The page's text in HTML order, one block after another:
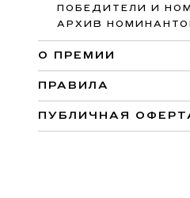
ПОБЕДИТЕЛИ И
АРХИВ
О ПРЕМИИ
ПРАВИЛА
ПУБЛИЧНАЯ